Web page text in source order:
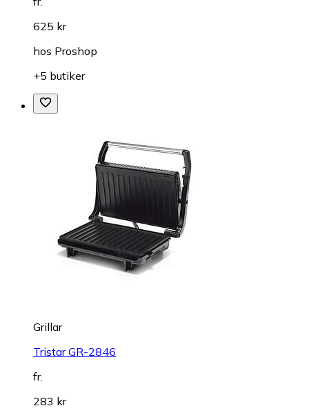
625 kr
hos Proshop
+5 butiker
Grillar
Tristar GR-2846
fr.
283 kr